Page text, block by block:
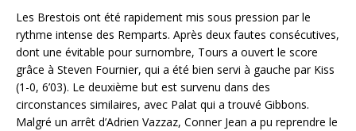
Les Brestois ont été rapidement mis sous pression par le
rythme intense des Remparts. Après deux fautes consécutives,
dont une évitable pour surnombre, Tours a ouvert le score
grâce à Steven Fournier, qui a été bien servi à gauche par Kiss
(1-0, 6’03). Le deuxième but est survenu dans des
circonstances similaires, avec Palat qui a trouvé Gibbons.
Malgré un arrêt d’Adrien Vazzaz, Conner Jean a pu reprendre le